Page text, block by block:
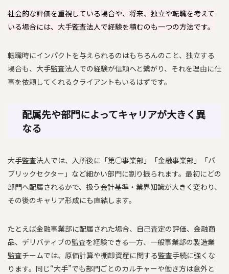
社会的な評価を重視している場合や、将来、独立や転職を考えて
いる場合には、大手監査法人で経験を積むのも一つの方法です。
転職時にインパクトを与えられるのはもちろんのこと、独立する
場合も、大手監査法人での経験が信頼へと繋がり、それを理由に仕
事を依頼してくれるクライアントもいるはずです。
配属先や部門によってキャリアが大きく異
なる
大手監査法人では、入所後に「第◯事業部」「金融事業部」「パ
ブリックセクター」など細かい部門に割り振られます。最初にどの
部門へ配属されるかで、扱う会計基準・業界知識が大きく変わり、
その後のキャリア形成にも直結します。
たとえば金融事業部に配属された場合、自己査定の評価、金融商
品、デリバティブの監査を経験できる一方、一般事業部の製造業
監査チームでは、原価計算や棚卸資産に関する監査手続に強くな
ります。同じ“大手”でも部門ごとのカルチャーや働き方は意外と